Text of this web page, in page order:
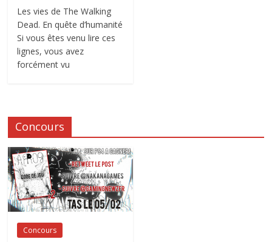
Les vies de The Walking
Dead. En quête d’humanité
Si vous êtes venu lire ces
lignes, vous avez
forcément vu
Concours
Concours